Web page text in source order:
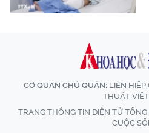
CƠ QUAN CHỦ QUẢN: LIÊN HIỆP
THUẬT
TRANG THÔNG TIN ĐIỆN TỬ
CUỘC